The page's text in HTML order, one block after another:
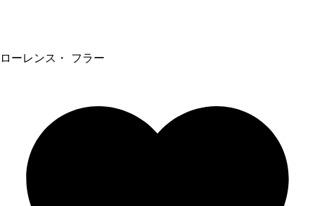
ローレンス・ フラー